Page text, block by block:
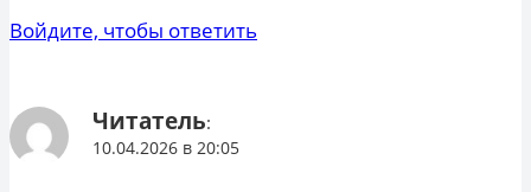
Войдите, чтобы ответить
Читатель:
10.04.2026 в 20:05